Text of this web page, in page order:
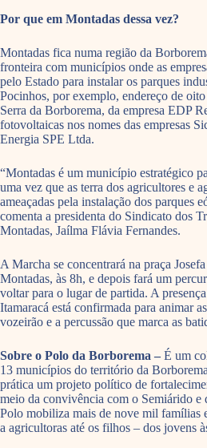
Por que em Montadas dessa vez?
Montadas fica numa região da
fronteira com municípios onde as
pelo Estado para instalar os parques
Pocinhos, por exemplo, endereço de
Serra da Borborema, da empresa EDP
fotovoltaicas nos nomes das empresas
Energia SPE Ltda.
“Montadas é um município estratégico
uma vez que as terra dos agricultores e
ameaçadas pela instalação dos parques
comenta a presidenta do Sindicato dos
Montadas, Jaílma Flávia Fernandes.
A Marcha se concentrará na praça
Montadas, às 8h, e depois fará um
voltar para o lugar de partida. A
Itamaracá está confirmada para animar
vozeirão e a percussão que marca as
Sobre o Polo da Borborema – É um
13 municípios do território da
prática um projeto político de
meio da convivência com o Semiárido e
Polo mobiliza mais de nove mil famílias
a agricultoras até os filhos – dos jovens